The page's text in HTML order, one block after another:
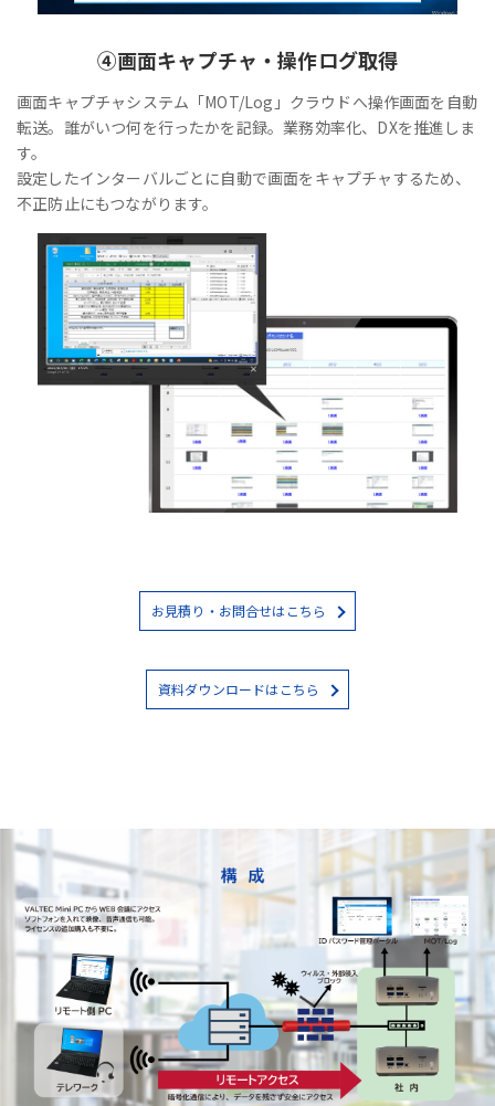
④画面キャプチャ・操作ログ取得
画面キャプチャシステム「MOT/Log」クラウドへ操作画面を自動
転送。誰がいつ何を行ったかを記録。業務効率化、DXを推進しま
す。
設定したインターバルごとに自動で画面をキャプチャするため、
不正防止にもつながります。
お見積り・お問合せはこちら
資料ダウンロードはこちら